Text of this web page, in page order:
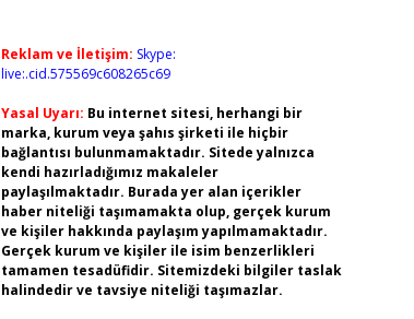
Reklam ve İletişim: Skype:
live:.cid.575569c608265c69
Yasal Uyarı: Bu internet sitesi, herhangi bir
marka, kurum veya şahıs şirketi ile hiçbir
bağlantısı bulunmamaktadır. Sitede yalnızca
kendi hazırladığımız makaleler
paylaşılmaktadır. Burada yer alan içerikler
haber niteliği taşımamakta olup, gerçek kurum
ve kişiler hakkında paylaşım yapılmamaktadır.
Gerçek kurum ve kişiler ile isim benzerlikleri
tamamen tesadüfidir. Sitemizdeki bilgiler taslak
halindedir ve tavsiye niteliği taşımazlar.